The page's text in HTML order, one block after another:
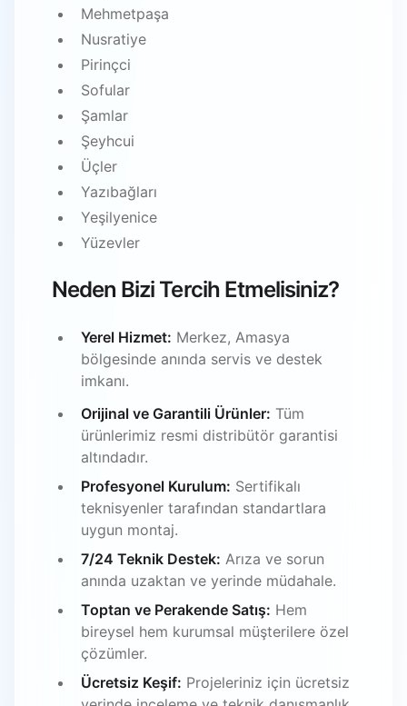
Mehmetpaşa
Nusratiye
Pirinçci
Sofular
Şamlar
Şeyhcui
Üçler
Yazıbağları
Yeşilyenice
Yüzevler
Neden Bizi Tercih Etmelisiniz?
Yerel Hizmet: Merkez, Amasya
bölgesinde anında servis ve destek
imkanı.
Orijinal ve Garantili Ürünler: Tüm
ürünlerimiz resmi distribütör garantisi
altındadır.
Profesyonel Kurulum: Sertifikalı
teknisyenler tarafından standartlara
uygun montaj.
7/24 Teknik Destek: Arıza ve sorun
anında uzaktan ve yerinde müdahale.
Toptan ve Perakende Satış: Hem
bireysel hem kurumsal müşterilere özel
çözümler.
Ücretsiz Keşif: Projeleriniz için ücretsiz